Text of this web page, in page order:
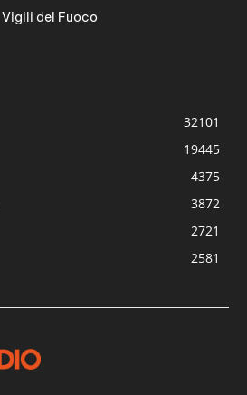
Vigili del Fuoco
32101
19445
4375
3872
2721
2581